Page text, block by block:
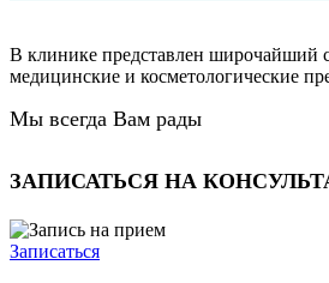
В клинике представлен широчайший
медицинские и косметологические
Мы всегда Вам рады
ЗАПИСАТЬСЯ НА
Записаться